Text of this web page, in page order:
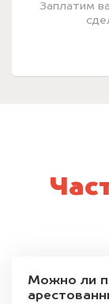
Заплатим
Можно ли